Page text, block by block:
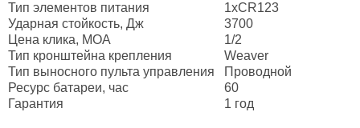
Тип элементов питания
1xCR123
Ударная стойкость, Дж
3700
Цена клика, МОА
1/2
Тип кронштейна крепления
Weaver
Тип выносного пульта управления
Проводной
Ресурс батареи, час
60
Гарантия
1 год